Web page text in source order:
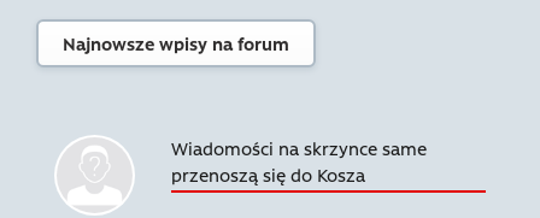
Najnowsze wpisy na forum
Wiadomości na skrzynce same
przenoszą się do Kosza